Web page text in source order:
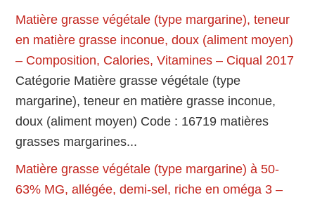
Matière grasse végétale (type margarine), teneur
en matière grasse inconue, doux (aliment moyen)
– Composition, Calories, Vitamines – Ciqual 2017
Catégorie Matière grasse végétale (type
margarine), teneur en matière grasse inconue,
doux (aliment moyen) Code : 16719 matières
grasses margarines...
Matière grasse végétale (type margarine) à 50-
63% MG, allégée, demi-sel, riche en oméga 3 –